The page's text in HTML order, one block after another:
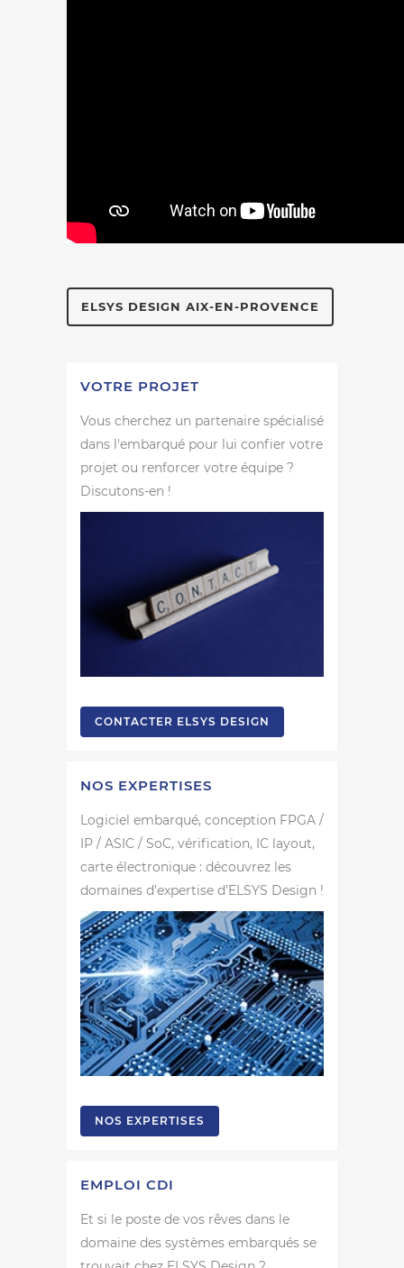
ELSYS DESIGN AIX-EN-PROVENCE
VOTRE PROJET
Vous cherchez un partenaire spécialisé
dans l'embarqué pour lui confier votre
projet ou renforcer votre équipe ?
Discutons-en !
CONTACTER ELSYS DESIGN
NOS EXPERTISES
Logiciel embarqué, conception FPGA /
IP / ASIC / SoC, vérification, IC layout,
carte électronique : découvrez les
domaines d’expertise d’ELSYS Design !
NOS EXPERTISES
EMPLOI CDI
Et si le poste de vos rêves dans le
domaine des systèmes embarqués se